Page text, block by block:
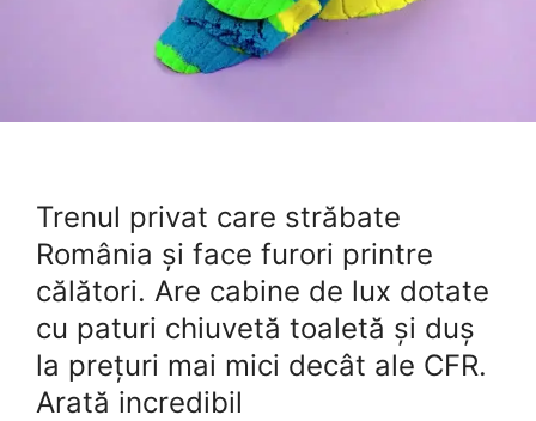
Trenul privat care străbate
România și face furori printre
călători. Are cabine de lux dotate
cu paturi chiuvetă toaletă şi duş
la prețuri mai mici decât ale CFR.
Arată incredibil